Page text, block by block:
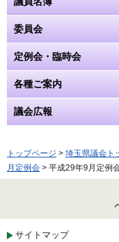
委員会
定例会・臨時会
各種ご案内
議会広報
トップページ > 埼玉県議会ト
月定例会 > 平成29年9月定例
サイトマップ